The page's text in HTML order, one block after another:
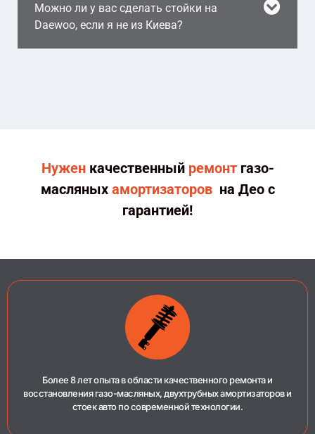
Можно ли у вас сделать стойки на
Daewoo, если я не из Киева?
Нуженкачественный ремонтгазо-
масляных амортизаторовна Део с
гарантией!
Более 8 лет опыта в области качественного ремонта и
восстановления газо-масляных, двухтрубных амортизаторов и
стоек авто по современной технологии.